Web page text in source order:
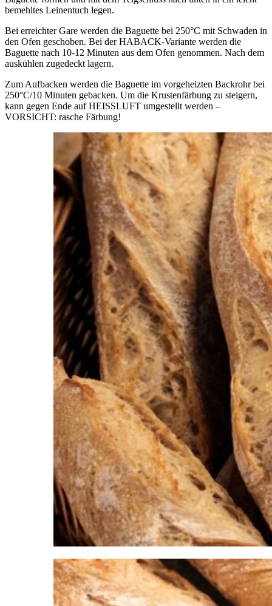
bemehltes Leinentuch legen.
Bei erreichter Gare werden die Baguette bei 250°C mit Schwaden in
den Ofen geschoben. Bei der HABACK-Variante werden die
Baguette nach 10-12 Minuten aus dem Ofen genommen. Nach dem
auskühlen zugedeckt lagern.
Zum Aufbacken werden die Baguette im vorgeheizten Backrohr bei
250°C/10 Minuten gebacken. Um die Krustenfärbung zu steigern,
kann gegen Ende auf HEISSLUFT umgestellt werden –
VORSICHT: rasche Färbung!